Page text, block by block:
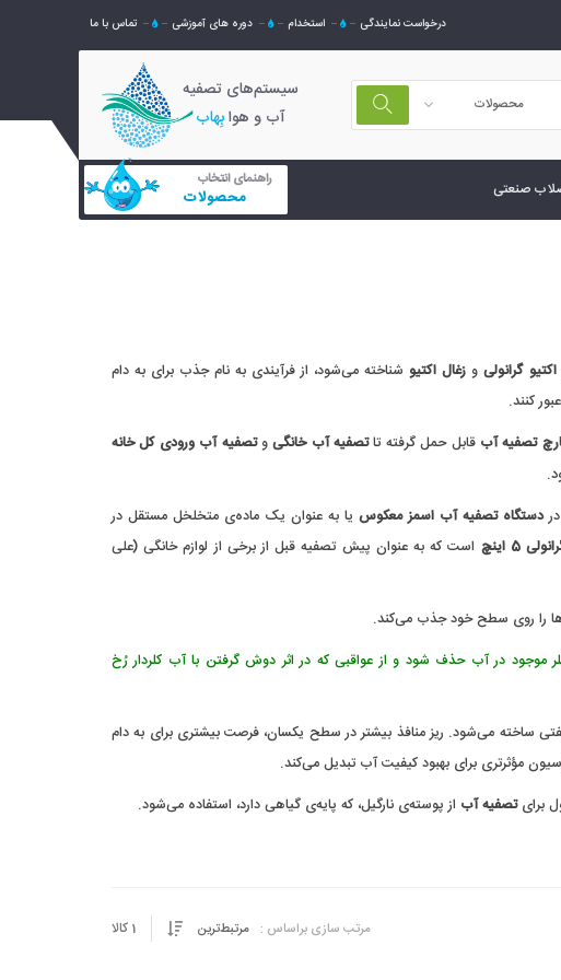
درخواست نمایندگی استخدام دوره های آموزشی تماس با ما
محصولات
سیستم‌های تصفیه
آب و هوابِهاب
صنعتی راهنمای انتخاب
محصولات
گرانولیو زغال اکتیوشناخته می‌شود، از فرآیندی به نام جذب برای به دام
کنند.
تصفیه آب قابل حمل گرفته تاتصفیه آب خانگیوتصفیه آب ورودی کل خانه
دستگاه تصفیه آب اسمز معکوس یا به عنوان یک ماده‌ی متخلخل مستقل در
5 اینچ
است که به عنوان پیش تصفیه قبل از برخی از لوازم خانگی (علی
را روی سطح خود جذب می‌کند.
موجود در آب حذف شود و از عواقبی که در اثر دوش گرفتن با آب کلردار رُخ
ساخته می‌شود. ریز منافذ بیشتر در سطح یکسان، فرصت بیشتری برای به دام
مؤثرتری برای بهبود کیفیت آب تبدیل می‌کند.
برایتصفیه آب از پوسته‌ی نارگیل، که پایه‌ی گیاهی دارد، استفاده می‌شود.
1 کالا مرتب سازی براساس : مرتبط‌ترین